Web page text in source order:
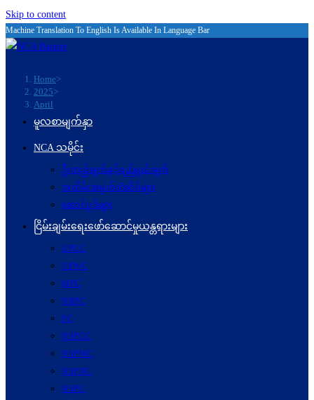
Skip to content
Machine Translation To English Is Available In Language Bar
Home>
2025>
April
မူလစာမျက်နှာ
NCA သမိုင်း
ဦးတည်ချက်နှင့်ရည်ရွယ်ချက်
အထိမ်းအမှတ်တံဆိပ်များ
ဆောင်ပုဒ်များ
ငြိမ်းချမ်းရေးဖော်‌ဆောင်မှုယန္တရားများ
UPCC
UPWC
MPC
NRPC
PC
NSPCC
NSPWC
NSPNC
NSPC